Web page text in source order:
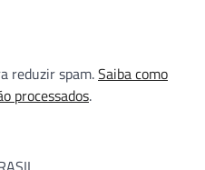
reduzir spam.Saiba como
processados.